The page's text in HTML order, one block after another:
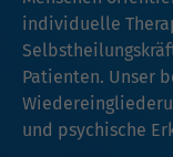
individuelle
Patienten. Unser
und psychische